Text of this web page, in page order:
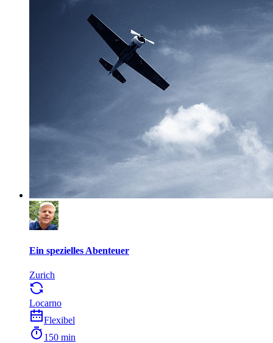
Ein spezielles Abenteuer
Zurich
Locarno
Flexibel
150 min